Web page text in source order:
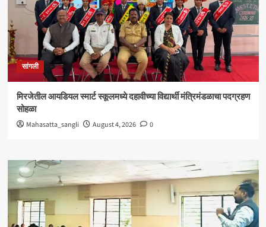
सांगली
मिरजेतील आयडियल स्मार्ट स्कूलमध्ये दहावीच्या विद्यार्थी मंत्रिमंडळाचा पदग्रहण
सोहळा
Mahasatta_sangli August 4, 2026 0